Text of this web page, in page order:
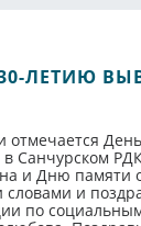
ЛЕТИЮ
отмечается
в Санчурском
и Дню памяти
и
по